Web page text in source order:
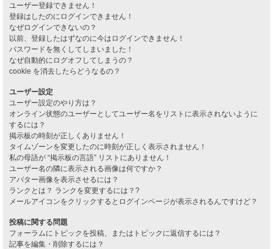
ユーザー登録できません！
登録はしたのにログインできません！
なぜログインできないの？
以前、登録したはずなのに今はログインできません！
パスワードを無くしてしまいました！
なぜ自動的にログオフしてしまうの？
cookie を消去したらどうなるの？
ユーザー設定
ユーザー設定のやり方は？
オンライン状態のユーザーとしてユーザー名をリストに表示されないように
するには？
掲示板の時刻が正しくありません！
タイムゾーンを変更したのに時刻が正しく表示されません！
私の母語が “掲示板の言語” リストにありません！
ユーザー名の隣に表示される画像は何ですか？
アバター画像を表示させるには？
ランクとは？ ランクを変更するには？?
メールアイコンをクリックするとログインページが表示されるんですけど？
投稿に関する問題
フォーラムにトピックを投稿、またはトピックに返信するには？
記事を編集・削除するには？